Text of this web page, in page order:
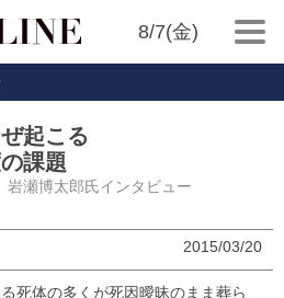
8/7(金)
起こる
課題
岩瀬博太郎氏インタビュー
2015/03/20
死体の多くが死因曖昧のまま葬ら